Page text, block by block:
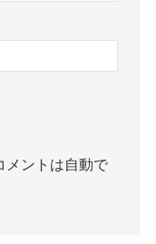
メントは自動で